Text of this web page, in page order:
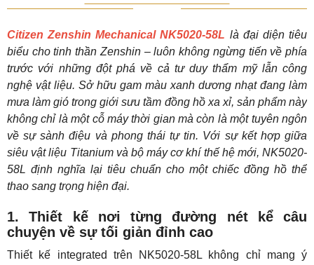
Citizen Zenshin Mechanical NK5020-58L là đại diện tiêu
biểu cho tinh thần Zenshin – luôn không ngừng tiến về phía
trước với những đột phá về cả tư duy thẩm mỹ lẫn công
nghệ vật liệu. Sở hữu gam màu xanh dương nhạt đang làm
mưa làm gió trong giới sưu tầm đồng hồ xa xỉ, sản phẩm này
không chỉ là một cỗ máy thời gian mà còn là một tuyên ngôn
về sự sành điệu và phong thái tự tin. Với sự kết hợp giữa
siêu vật liệu Titanium và bộ máy cơ khí thế hệ mới, NK5020-
58L định nghĩa lại tiêu chuẩn cho một chiếc đồng hồ thể
thao sang trọng hiện đại.
1. Thiết kế nơi từng đường nét kể câu
chuyện về sự tối giản đỉnh cao
Thiết kế integrated trên NK5020-58L không chỉ mang ý